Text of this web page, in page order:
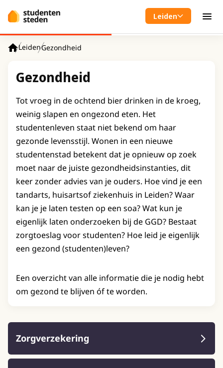
Leiden
LeidenGezondheid
Gezondheid
Tot vroeg in de ochtend bier drinken in de kroeg,
weinig slapen en ongezond eten. Het
studentenleven staat niet bekend om haar
gezonde levensstijl. Wonen in een nieuwe
studentenstad betekent dat je opnieuw op zoek
moet naar de juiste gezondheidsinstanties, dit
keer zonder advies van je ouders. Hoe vind je een
tandarts, huisartsof ziekenhuis in Leiden? Waar
kan je je laten testen op een soa? Wat kun je
eigenlijk laten onderzoeken bij de GGD? Bestaat
zorgtoeslag voor studenten? Hoe leid je eigenlijk
een gezond (studenten)leven?
Een overzicht van alle informatie die je nodig hebt
om gezond te blijven óf te worden.
Zorgverzekering